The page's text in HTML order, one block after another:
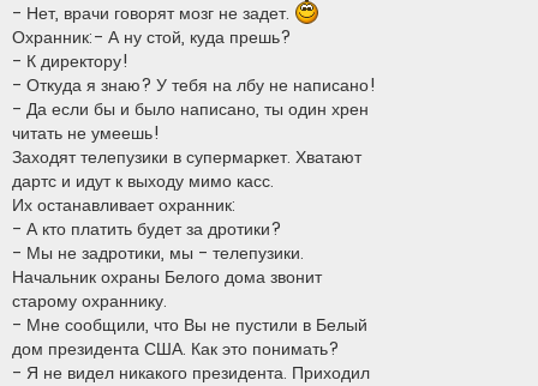
- Нет, врачи говорят мозг не задет.
Охранник:- А ну стой, куда прешь?
- К директору!
- Откуда я знаю? У тебя на лбу не написано!
- Да если бы и было написано, ты один хрен
читать не умеешь!
Заходят телепузики в супермаркет. Хватают
дартс и идут к выходу мимо касс.
Их останавливает охранник:
- А кто платить будет за дротики?
- Мы не задротики, мы - телепузики.
Начальник охраны Белого дома звонит
старому охраннику.
- Мне сообщили, что Вы не пустили в Белый
дом президента США. Как это понимать?
- Я не видел никакого президента. Приходил